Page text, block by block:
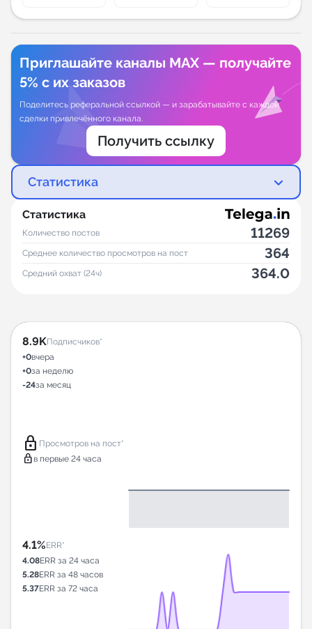
Приглашайте каналы MAX — получайте
5% с их заказов
Поделитесь реферальной ссылкой — и зарабатывайте с каждой
сделки привлечённого канала.
Получить ссылку
Статистика
Статистика
Количество постов 11269
Среднее количество просмотров на пост 364
Средний охват (24ч) 364.0
8.9KПодписчиков*
+0вчера
+0за неделю
-24за месяц
lock Просмотров на пост*
lock в первые 24 часа
4.1%ERR*
4.08ERR за 24 часа
5.28ERR за 48 часов
5.37ERR за 72 часа